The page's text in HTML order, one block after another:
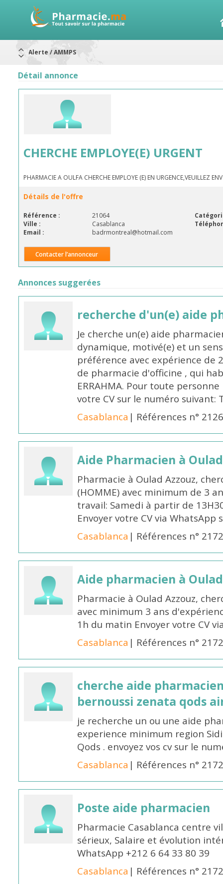
Aureomycine ophtalmique : Rappel de lots
RAPPELS DE LOTS
Rappel de lots : ANTITOXINE TÉTANIQUE 1500.
Détail annonce
CHERCHE EMPLOYE(E) URGENT
PHARMACIE A OULFA CHERCHE EMPLOYE (E) EN URGENCE,VEUILLEZ
Détails de l'offre
Référence : 21064
Ville :
Casablanca
Email :
badrmontreal@hotmail.com
Contacter l’annonceur
Annonces suggerées
recherche d'un(e) aide
Je cherche un(e) aide
dynamique, motivé(e) et un
préférence avec expérience de
de pharmacie d'officine , qui
ERRAHMA. Pour toute
votre CV sur le numéro suivant:
Casablanca | Références n°
Aide Pharmacien à
Pharmacie à Oulad Azzouz,
(HOMME) avec minimum de 3
travail: Samedi à partir de
Envoyer votre CV via WhatsApp
Casablanca | Références n°
Aide pharmacien à
Pharmacie à Oulad Azzouz,
avec minimum 3 ans
1h du matin Envoyer votre CV
Casablanca | Références n°
cherche aide
bernoussi zenata qods
je recherche un ou une aide
experience minimum region
Qods . envoyez vos cv sur le
Casablanca | Références n°
Poste aide pharmacien
Pharmacie Casablanca centre
sérieux, Salaire et évolution
WhatsApp +212 6 64 33 80 39
Casablanca | Références n°